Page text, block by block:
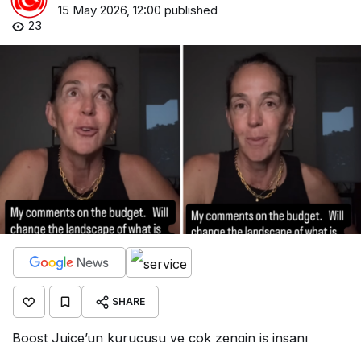
15 May 2026, 12:00 published
23
SHARE
Boost Juice’un kurucusu ve çok zengin iş insanı